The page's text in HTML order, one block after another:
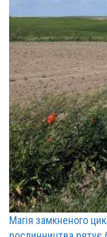
Магія замкненого